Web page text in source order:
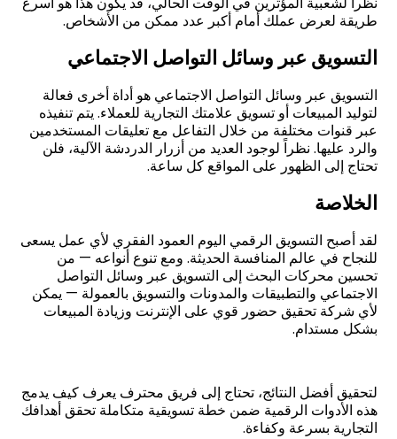
طريقة لعرض عملك أمام أكبر عدد ممكن من الأشخاص.
التسويق عبر وسائل التواصل الاجتماعي
التسويق عبر وسائل التواصل الاجتماعي هو أداة أخرى فعالة
لتوليد المبيعات أو تسويق علامتك التجارية للعملاء. يتم تنفيذه
عبر قنوات مختلفة من خلال التفاعل مع تعليقات المستخدمين
والرد عليها. نظراً لوجود العديد من أزرار الدردشة الآلية، فلن
تحتاج إلى الظهور على المواقع كل ساعة.
الخلاصة
لقد أصبح التسويق الرقمي اليوم العمود الفقري لأي عمل يسعى
للنجاح في عالم المنافسة الحديثة. ومع تنوع أنواعه — من
تحسين محركات البحث إلى التسويق عبر وسائل التواصل
الاجتماعي والتطبيقات والمدونات والتسويق بالعمولة — يمكن
لأي شركة تحقيق حضور قوي على الإنترنت وزيادة المبيعات
بشكل مستدام.
لتحقيق أفضل النتائج، تحتاج إلى فريق محترف يعرف كيف يدمج
هذه الأدوات الرقمية ضمن خطة تسويقية متكاملة تحقق أهدافك
التجارية بسرعة وكفاءة.